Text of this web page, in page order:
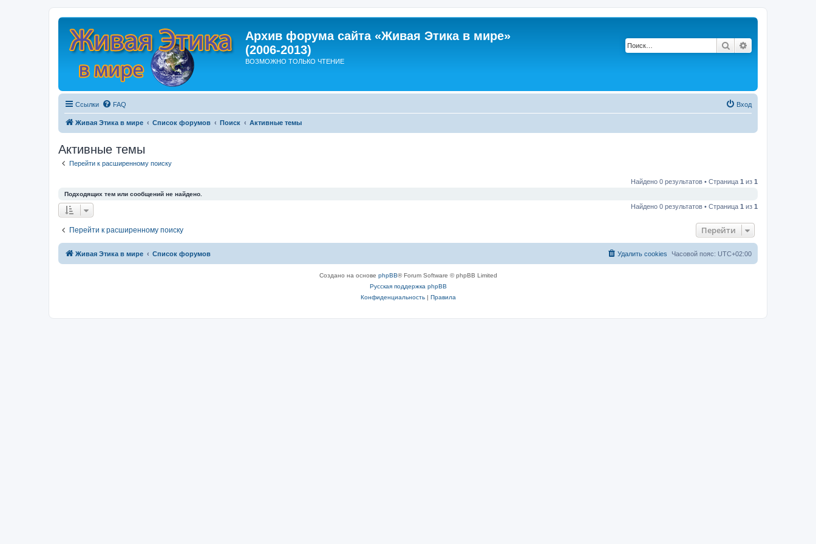
Архив форума сайта «Живая Этика в мире»
(2006-2013)
ВОЗМОЖНО ТОЛЬКО ЧТЕНИЕ
Поиск
Ссылки FAQ Вход
Живая Этика в мире Список форумов Поиск Активные темы
Активные темы
Перейти к расширенному поиску
Найдено 0 результатов • Страница 1 из 1
Подходящих тем или сообщений не найдено.
Найдено 0 результатов • Страница 1 из 1
Перейти к расширенному поиску Перейти
Живая Этика в мире Список форумов Часовой пояс: UTC+02:00
Удалить cookies
Создано на основе phpBB® Forum Software © phpBB Limited
Русская поддержка phpBB
Конфиденциальность| Правила